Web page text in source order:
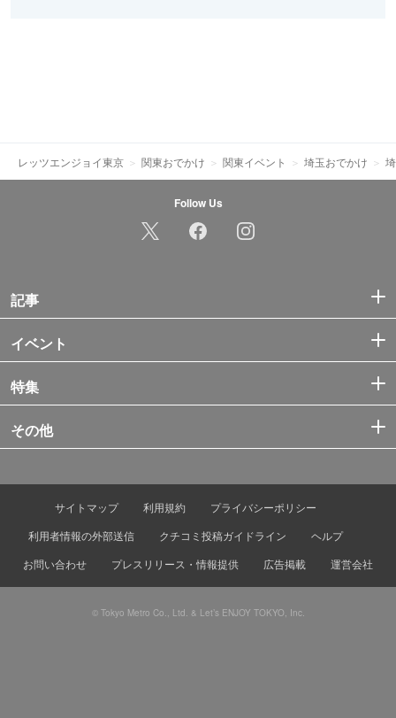
レッツエンジョイ東京 関東おでかけ 関東イベント 埼玉おでかけ
Follow Us
記事
イベント
特集
その他
サイトマップ 利用規約
プライバシーポリシー
利用者情報の外部送信
クチコミ投稿ガイドライン
ヘルプ
お問い合わせ
プレスリリース・情報提供 広告掲載 運営会社
© Tokyo Metro Co., Ltd. & Let’s ENJOY TOKYO, Inc.